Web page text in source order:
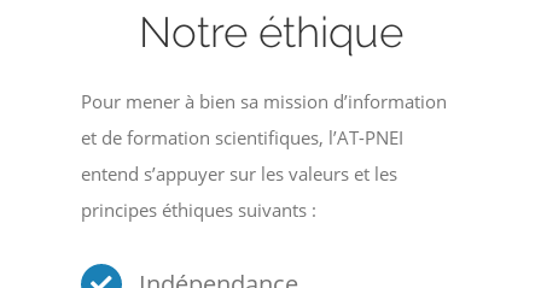
Notre éthique
Pour mener à bien sa mission d’information
et de formation scientifiques, l’AT-PNEI
entend s’appuyer sur les valeurs et les
principes éthiques suivants :